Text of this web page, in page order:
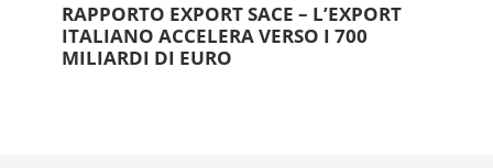
RAPPORTO EXPORT SACE – L’EXPORT
ITALIANO ACCELERA VERSO I 700
MILIARDI DI EURO